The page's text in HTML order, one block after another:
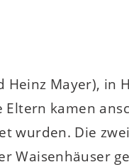
Heinz Mayer), in
kamen
wurden. Die
Waisenhäuser